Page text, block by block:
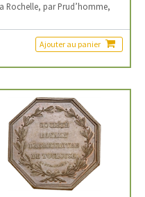
Rochelle, par Prud’homme,
Ajouter au panier